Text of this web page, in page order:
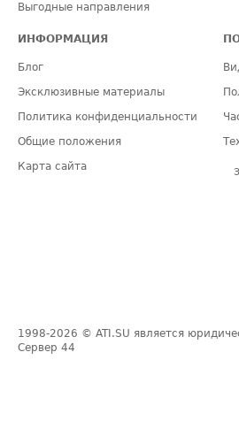
Выгодные направления
ИНФОРМАЦИЯ
Блог
Эксклюзивные материалы
Политика конфиденциальности
Общие положения
Карта сайта
1998-2026 © ATI.SU является
Сервер 44